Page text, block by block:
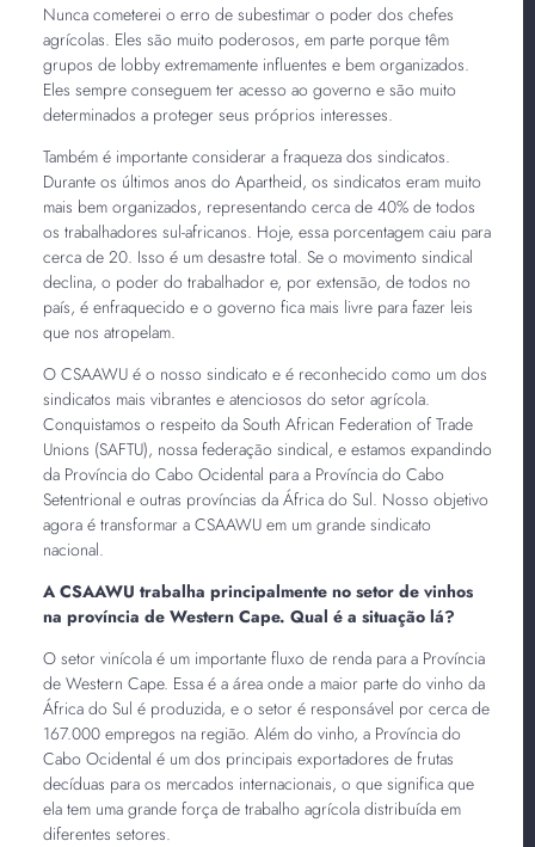
Nunca cometerei o erro de subestimar o poder dos chefes
agrícolas. Eles são muito poderosos, em parte porque têm
grupos de lobby extremamente influentes e bem organizados.
Eles sempre conseguem ter acesso ao governo e são muito
determinados a proteger seus próprios interesses.
Também é importante considerar a fraqueza dos sindicatos.
Durante os últimos anos do Apartheid, os sindicatos eram muito
mais bem organizados, representando cerca de 40% de todos
os trabalhadores sul-africanos. Hoje, essa porcentagem caiu para
cerca de 20. Isso é um desastre total. Se o movimento sindical
declina, o poder do trabalhador e, por extensão, de todos no
país, é enfraquecido e o governo fica mais livre para fazer leis
que nos atropelam.
O CSAAWU é o nosso sindicato e é reconhecido como um dos
sindicatos mais vibrantes e atenciosos do setor agrícola.
Conquistamos o respeito da South African Federation of Trade
Unions (SAFTU), nossa federação sindical, e estamos expandindo
da Província do Cabo Ocidental para a Província do Cabo
Setentrional e outras províncias da África do Sul. Nosso objetivo
agora é transformar a CSAAWU em um grande sindicato
nacional.
A CSAAWU trabalha principalmente no setor de vinhos
na província de Western Cape. Qual é a situação lá?
O setor vinícola é um importante fluxo de renda para a Província
de Western Cape. Essa é a área onde a maior parte do vinho da
África do Sul é produzida, e o setor é responsável por cerca de
167.000 empregos na região. Além do vinho, a Província do
Cabo Ocidental é um dos principais exportadores de frutas
decíduas para os mercados internacionais, o que significa que
ela tem uma grande força de trabalho agrícola distribuída em
diferentes setores.